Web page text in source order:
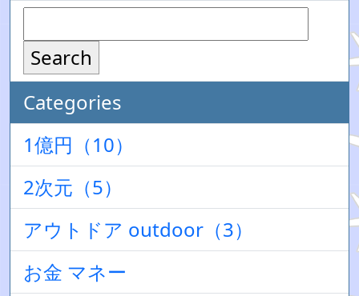
Search
Categories
1億円（10）
2次元（5）
アウトドア outdoor（3）
お金 マネー